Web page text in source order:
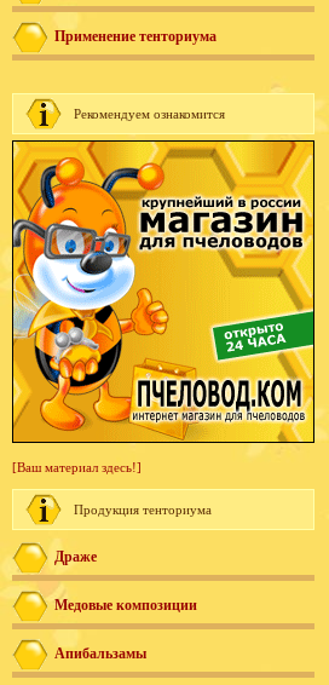
Применение тенториума
Рекомендуем ознакомится
[Ваш материал здесь!]
Продукция тенториума
Драже
Медовые композиции
Апибальзамы